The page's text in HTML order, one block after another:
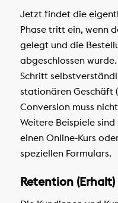
Jetzt findet die
Phase tritt ein, wenn
gelegt und die
abgeschlossen
Schritt
stationären Geschäft
Conversion muss
Weitere Beispiele
einen Online-Kurs
speziellen Formulars.
Retention (Erhalt)